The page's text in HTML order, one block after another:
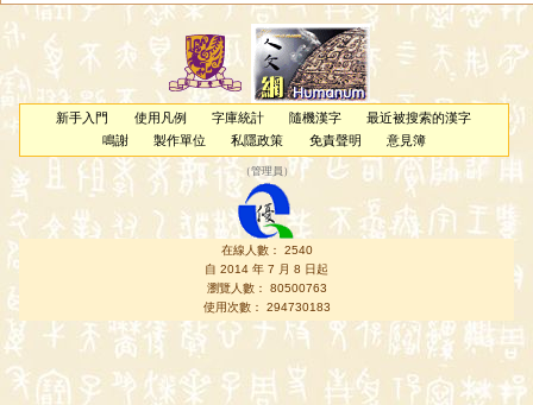
新手入門 使用凡例 字庫統計 隨機漢字
最近被搜索的漢字
鳴謝
製作單位 私隱政策 免責聲明 意見簿
（管理員 ）
在線人數： 2540
自 2014 年 7 月 8 日起
瀏覽人數： 80500763
使用次數： 294730183